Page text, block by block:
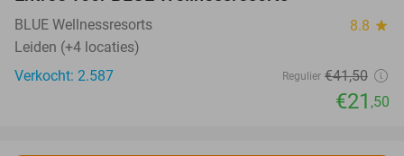
BLUE Wellnessresorts 8.8 star
Leiden (+4 locaties)
Verkocht: 2.587
Regulier €41,50
€21 ,50